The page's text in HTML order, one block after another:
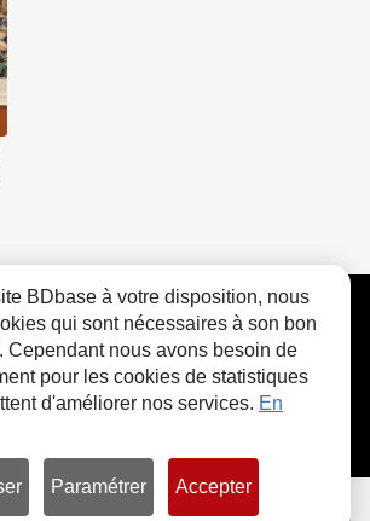
FAQ Contact Cookies
BDbase à votre disposition, nous
qui sont nécessaires à son bon
Cependant nous avons besoin de
pour les cookies de statistiques
d'améliorer nos services. En
Paramétrer Accepter